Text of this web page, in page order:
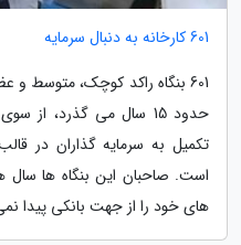
601 کارخانه به دنبال سرمایه
601 بنگاه راکد کوچک، متوسط
حدود 15 سال می گذرد،
تکمیل به سرمایه گذاران در
است. صاحبان این بنگاه ها سال
های خود را از جهت بانکی پیدا